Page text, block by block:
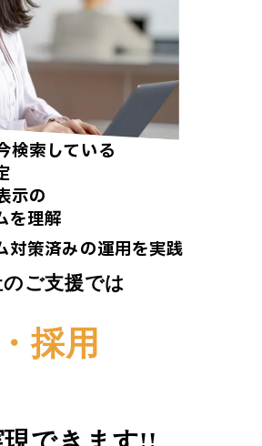
検索している
示の
を理解
対策済みの運用を実践
ご支援では
採用